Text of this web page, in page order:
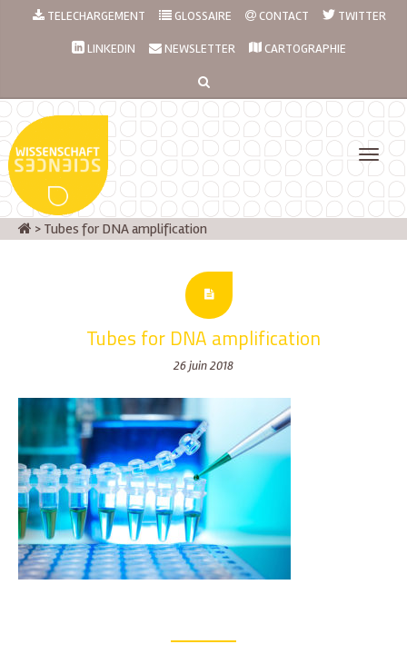
TELECHARGEMENT GLOSSAIRE CONTACT TWITTER
LINKEDIN NEWSLETTER CARTOGRAPHIE
> Tubes for DNA amplification
Tubes for DNA amplification
26 juin 2018